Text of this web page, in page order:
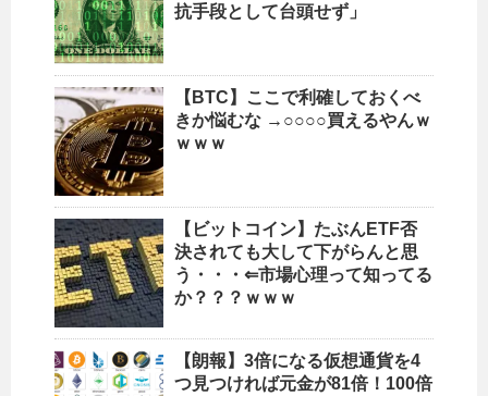
抗手段として台頭せず」
【BTC】ここで利確しておくべ
きか悩むな →○○○○買えるやんｗ
ｗｗｗ
【ビットコイン】たぶんETF否
決されても大して下がらんと思
う・・・⇐市場心理って知ってる
か？？？ｗｗｗ
【朗報】3倍になる仮想通貨を4
つ見つければ元金が81倍！100倍